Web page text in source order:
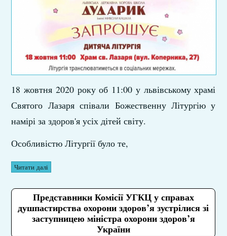
18 жовтня 2020 року об 11:00 у львівському храмі
Святого Лазаря співали Божественну Літургію у
намірі за здоров'я усіх дітей світу.
Особливістю Літургії було те,
Читати далі
Представники Комісії УГКЦ у справах
душпастирства охорони здоров’я зустрілися зі
заступницею міністра охорони здоров’я
України